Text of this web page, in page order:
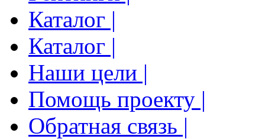
Каталог |
Каталог |
Наши цели |
Помощь проекту |
Обратная связь |